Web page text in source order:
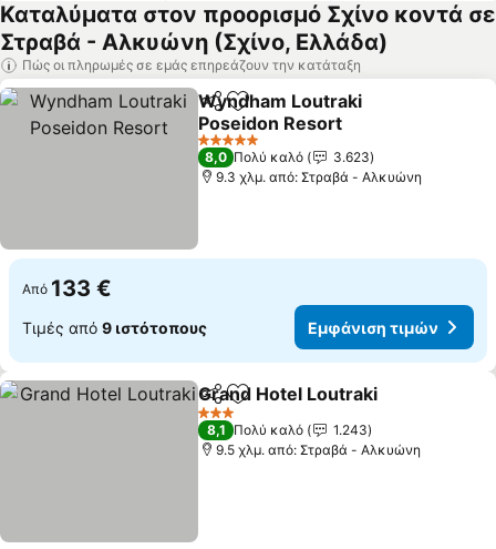
Καταλύματα στον προορισμό Σχίνο κοντά σε
Στραβά - Αλκυώνη (Σχίνο, Ελλάδα)
Πώς οι πληρωμές σε εμάς επηρεάζουν την κατάταξη
Κοινοποίηση
Προσθήκη στα αγαπημένα
Wyndham Loutraki
Poseidon Resort
5 Αστέρια
8,0 Πολύ καλό
3.623
9.3 χλμ. από: Στραβά - Αλκυώνη
Από 133 €
Τιμές από 9 ιστότοπους Εμφάνιση τιμών
Κοινοποίηση
Προσθήκη στα αγαπημένα
Grand Hotel Loutraki
3 Αστέρια
8,1 Πολύ καλό
1.243
9.5 χλμ. από: Στραβά - Αλκυώνη